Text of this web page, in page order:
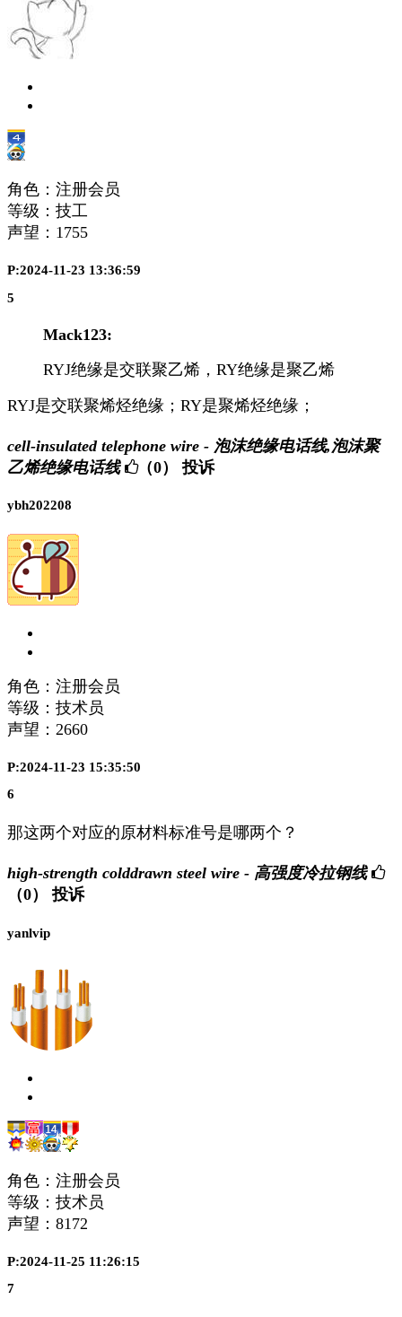
角色：注册会员
等级：技工
声望： 1755
P:2024-11-23 13:36:59
5
Mack123:
RYJ绝缘是交联聚乙烯，RY绝缘是聚乙烯
RYJ是交联聚烯烃绝缘；RY是聚烯烃绝缘；
cell-insulated telephone wire - 泡沫绝缘电话线,泡沫聚
乙烯绝缘电话线
（0） 投诉
ybh202208
角色：注册会员
等级：技术员
声望： 2660
P:2024-11-23 15:35:50
6
那这两个对应的原材料标准号是哪两个？
high-strength colddrawn steel wire - 高强度冷拉钢线
（0）
投诉
yanlvip
角色：注册会员
等级：技术员
声望： 8172
P:2024-11-25 11:26:15
7